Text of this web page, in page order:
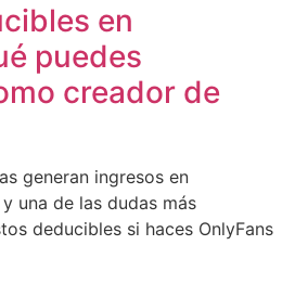
en
puedes
creador de
generan ingresos en
una de las dudas más
deducibles si haces OnlyFans